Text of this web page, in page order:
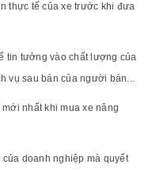
thực tế của xe trước khi đưa
tin tưởng vào chất lượng của
vụ sau bán của người bán...
nhất khi mua xe nâng
doanh nghiệp mà quyết